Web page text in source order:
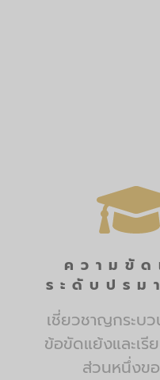
ความขั
ระดับปรม
เชี่ยวชาญกระบว
ข้อขัดแย้งและเรี
ส่วนหนึ่งข